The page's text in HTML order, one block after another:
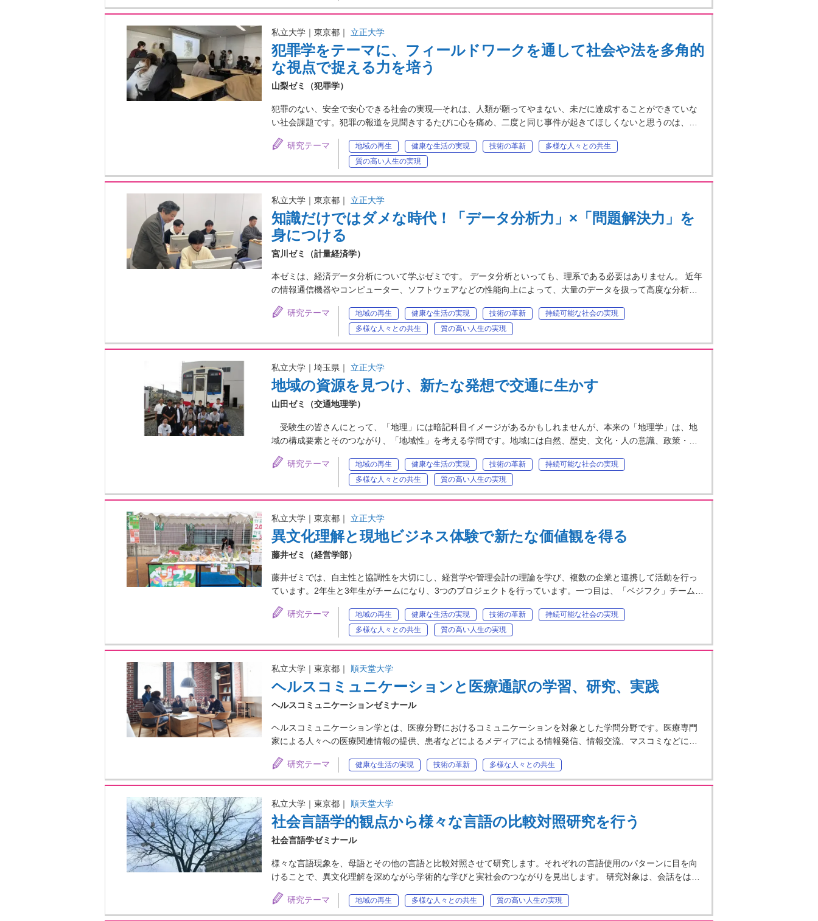
私立大学｜東京都｜ 立正大学
犯罪学をテーマに、フィールドワークを通して社会や法を多角的
な視点で捉える力を培う
山梨ゼミ（犯罪学）
犯罪のない、安全で安心できる社会の実現―それは、人類が願ってやまない、未だに達成することができていな
い社会課題です。犯罪の報道を見聞きするたびに心を痛め、二度と同じ事件が起きてほしくないと思うのは、…
研究テーマ 地域の再生 健康な生活の実現 技術の革新
多様な人々との共生
質の高い人生の実現
私立大学｜東京都｜ 立正大学
知識だけではダメな時代！「データ分析力」×「問題解決力」を
身につける
宮川ゼミ（計量経済学）
本ゼミは、経済データ分析について学ぶゼミです。 データ分析といっても、理系である必要はありません。 近年
の情報通信機器やコンピューター、ソフトウェアなどの性能向上によって、大量のデータを扱って高度な分析…
研究テーマ 地域の再生 健康な生活の実現 技術の革新
持続可能な社会の実現
多様な人々との共生
質の高い人生の実現
私立大学｜埼玉県｜ 立正大学
地域の資源を見つけ、新たな発想で交通に生かす
山田ゼミ（交通地理学）
受験生の皆さんにとって、「地理」には暗記科目イメージがあるかもしれませんが、本来の「地理学」は、地
域の構成要素とそのつながり、「地域性」を考える学問です。地域には自然、歴史、文化・人の意識、政策・…
研究テーマ 地域の再生 健康な生活の実現 技術の革新
持続可能な社会の実現
多様な人々との共生
質の高い人生の実現
私立大学｜東京都｜ 立正大学
異文化理解と現地ビジネス体験で新たな価値観を得る
藤井ゼミ（経営学部）
藤井ゼミでは、自主性と協調性を大切にし、経営学や管理会計の理論を学び、複数の企業と連携して活動を行っ
ています。2年生と3年生がチームになり、3つのプロジェクトを行っています。一つ目は、「ベジフク」チーム…
研究テーマ 地域の再生 健康な生活の実現 技術の革新
持続可能な社会の実現
多様な人々との共生
質の高い人生の実現
私立大学｜東京都｜ 順天堂大学
ヘルスコミュニケーションと医療通訳の学習、研究、実践
ヘルスコミュニケーションゼミナール
ヘルスコミュニケーション学とは、医療分野におけるコミュニケーションを対象とした学問分野です。医療専門
家による人々への医療関連情報の提供、患者などによるメディアによる情報発信、情報交流、マスコミなどに…
研究テーマ 健康な生活の実現 技術の革新 多様な人々との共生
私立大学｜東京都｜ 順天堂大学
社会言語学的観点から様々な言語の比較対照研究を行う
社会言語学ゼミナール
様々な言語現象を、母語とその他の言語と比較対照させて研究します。それぞれの言語使用のパターンに目を向
けることで、異文化理解を深めながら学術的な学びと実社会のつながりを見出します。 研究対象は、会話をは…
研究テーマ 地域の再生 多様な人々との共生 質の高い人生の実現